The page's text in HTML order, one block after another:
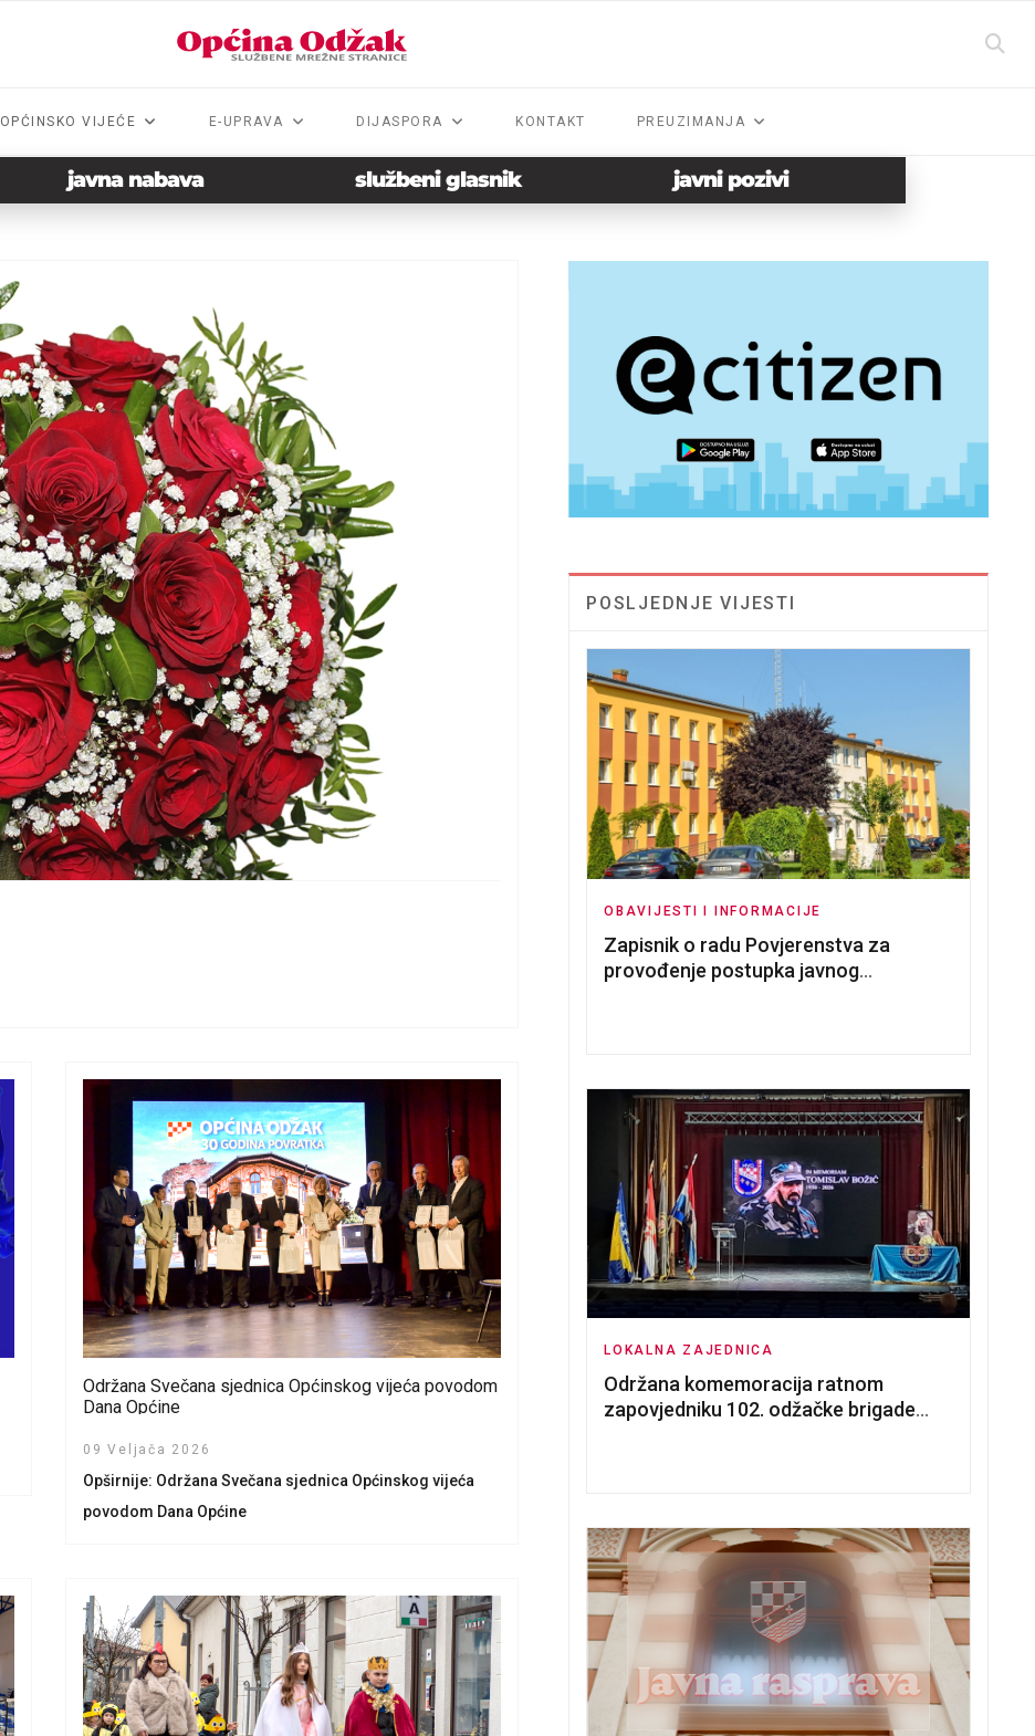
OPĆINSKO VIJEĆE E-UPRAVA DIJASPORA KONTAKT PREUZIMANJA
javna nabava službeni glasnik javni pozivi
Održana Svečana sjednica Općinskog vijeća povodom
Dana Općine
09 Veljača 2026
Opširnije: Održana Svečana sjednica Općinskog vijeća
povodom Dana Općine
POSLJEDNJE VIJESTI
OBAVIJESTI I INFORMACIJE
Zapisnik o radu Povjerenstva za
provođenje postupka javnog
LOKALNA ZAJEDNICA
Održana komemoracija ratnom
zapovjedniku 102. odžačke brigade